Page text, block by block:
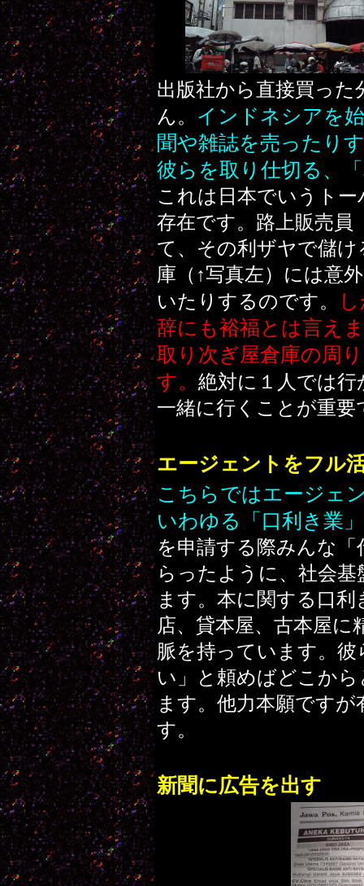
出版社から直接買っ
ん。 インドネシアを
聞や雑誌を売ったり
彼らを取り仕切る、
これは日本でいうト
存在です。路上販売員
て、その利ザヤで儲
庫（↑写真左）には意
いたりするのです。
辞にも裕福とは言え
取り次ぎ屋倉庫の周
す。 絶対に１人では
一緒に行くことが重要
エージェントをフル
こちらではエージェ
いわゆる「口利き業
を申請する際みんな
らったように、社会
ます。本に関する口
店、貸本屋、古本屋
脈を持っています。
い」と頼めばどこか
ます。他力本願です
す。
新聞に広告を出す